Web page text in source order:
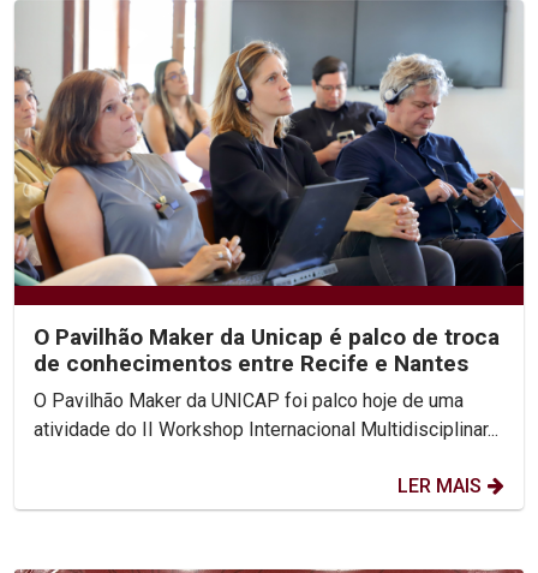
O Pavilhão Maker da Unicap é palco de troca
de conhecimentos entre Recife e Nantes
O Pavilhão Maker da UNICAP foi palco hoje de uma
atividade do II Workshop Internacional Multidisciplinar...
LER MAIS